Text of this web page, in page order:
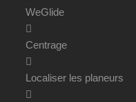
WeGlide
Centrage
Localiser les planeurs